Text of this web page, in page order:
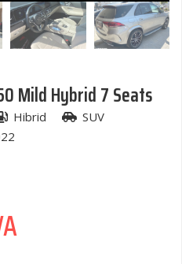
Mild Hybrid 7 Seats
Hibrid
SUV